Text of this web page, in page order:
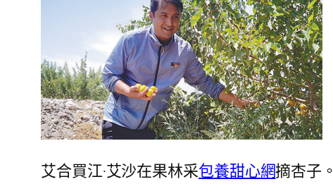
艾合買江·艾沙在果林采包養甜心網摘杏子。